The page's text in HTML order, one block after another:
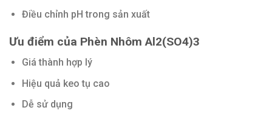
Điều chỉnh pH trong sản xuất
Ưu điểm của Phèn Nhôm Al2(SO4)3
Giá thành hợp lý
Hiệu quả keo tụ cao
Dễ sử dụng